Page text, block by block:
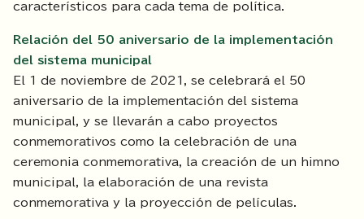
característicos para cada tema de política.
Relación del 50 aniversario de la implementación
del sistema municipal
El 1 de noviembre de 2021, se celebrará el 50
aniversario de la implementación del sistema
municipal, y se llevarán a cabo proyectos
conmemorativos como la celebración de una
ceremonia conmemorativa, la creación de un himno
municipal, la elaboración de una revista
conmemorativa y la proyección de películas.